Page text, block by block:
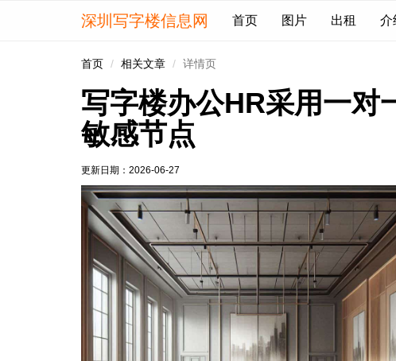
深圳写字楼信息网 首页 图片 出租 介
首页 相关文章 详情页
写字楼办公HR采用一对
敏感节点
更新日期： 2026-06-27